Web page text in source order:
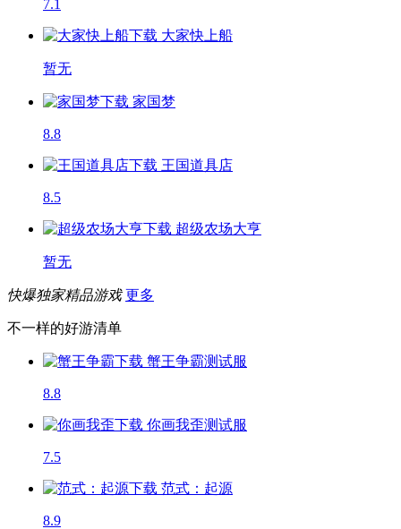
7.1
大家快上船
暂无
家国梦
8.8
王国道具店
8.5
超级农场大亨
暂无
快爆独家精品游戏 更多
不一样的好游清单
蟹王争霸测试服
8.8
你画我歪测试服
7.5
范式：起源
8.9